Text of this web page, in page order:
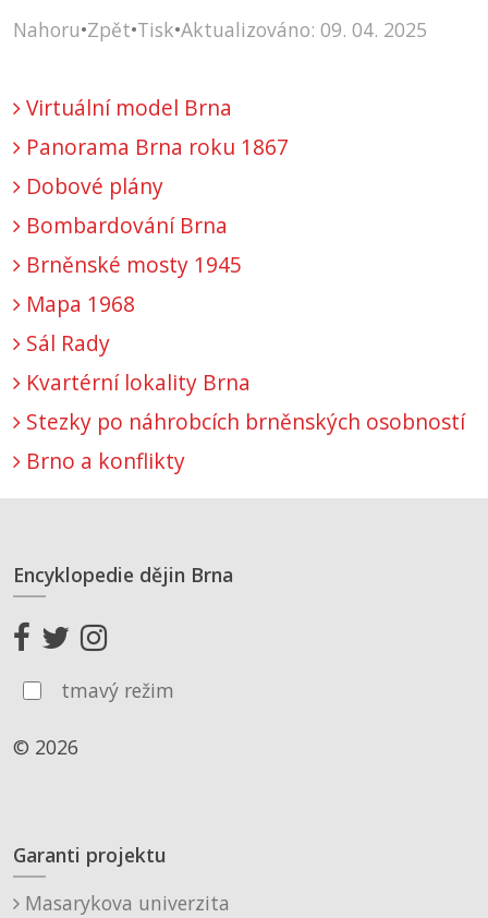
Nahoru•Zpět•Tisk•Aktualizováno: 09. 04. 2025
Virtuální model Brna
Panorama Brna roku 1867
Dobové plány
Bombardování Brna
Brněnské mosty 1945
Mapa 1968
Sál Rady
Kvartérní lokality Brna
Stezky po náhrobcích brněnských osobností
Brno a konflikty
Encyklopedie dějin Brna
tmavý režim
© 2026
Garanti projektu
Masarykova univerzita